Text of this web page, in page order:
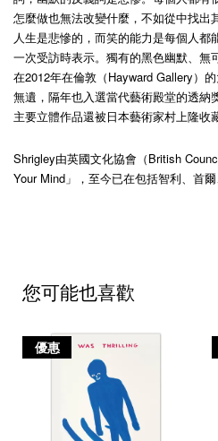
怎麼做也無法改變什麼，不如從中找出
人生是悲慘的，而笑的能力是每個人
一次受訪時表示。獨有的黑色幽默、無
在2012年在倫敦（Hayward Gallery）
無遺，隔年也入選當代藝術殿堂的透納
主要立體作品還被日本藝術家村上隆收藏
Shrigley由英國文化協會（British
Your Mind」，至今已在包括智利、首爾
您可能也喜歡
優惠